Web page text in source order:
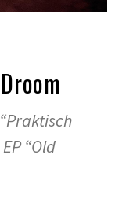
“Old